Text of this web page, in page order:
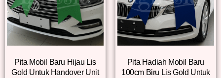
Pita Mobil Baru Hijau Lis
Gold Untuk Handover Unit
Pita Hadiah Mobil Baru
100cm Biru Lis Gold Untuk